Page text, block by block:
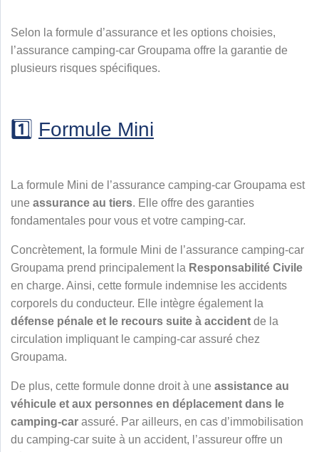
Selon la formule d’assurance et les options choisies,
l’assurance camping-car Groupama offre la garantie de
plusieurs risques spécifiques.
1️⃣ Formule Mini
La formule Mini de l’assurance camping-car Groupama est
une assurance au tiers. Elle offre des garanties
fondamentales pour vous et votre camping-car.
Concrètement, la formule Mini de l’assurance camping-car
Groupama prend principalement la Responsabilité Civile
en charge. Ainsi, cette formule indemnise les accidents
corporels du conducteur. Elle intègre également la
défense pénale et le recours suite à accident de la
circulation impliquant le camping-car assuré chez
Groupama.
De plus, cette formule donne droit à une assistance au
véhicule et aux personnes en déplacement dans le
camping-car assuré. Par ailleurs, en cas d’immobilisation
du camping-car suite à un accident, l’assureur offre un